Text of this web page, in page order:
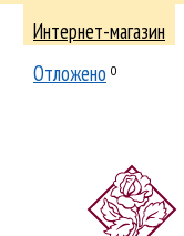
Интернет-магазин
Отложено 0